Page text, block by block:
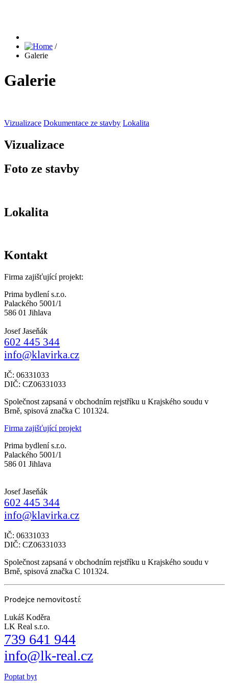
/
Galerie
Galerie
Vizualizace Dokumentace ze stavby Lokalita
Vizualizace
Foto ze stavby
Lokalita
Kontakt
Firma zajišťující projekt:
Prima bydlení s.r.o.
Palackého 5001/1
586 01 Jihlava
Josef Jaseňák
602 445 344
info@klavirka.cz
IČ: 06331033
DIČ: CZ06331033
Společnost zapsaná v obchodním rejstříku u Krajského soudu v
Brně, spisová značka C 101324.
Firma zajišťující projekt
Prima bydlení s.r.o.
Palackého 5001/1
586 01 Jihlava
Josef Jaseňák
602 445 344
info@klavirka.cz
IČ: 06331033
DIČ: CZ06331033
Společnost zapsaná v obchodním rejstříku u Krajského soudu v
Brně, spisová značka C 101324.
Prodejce nemovitostí:
Lukáš Koděra
LK Real s.r.o.
739 641 944
info@lk-real.cz
Poptat byt